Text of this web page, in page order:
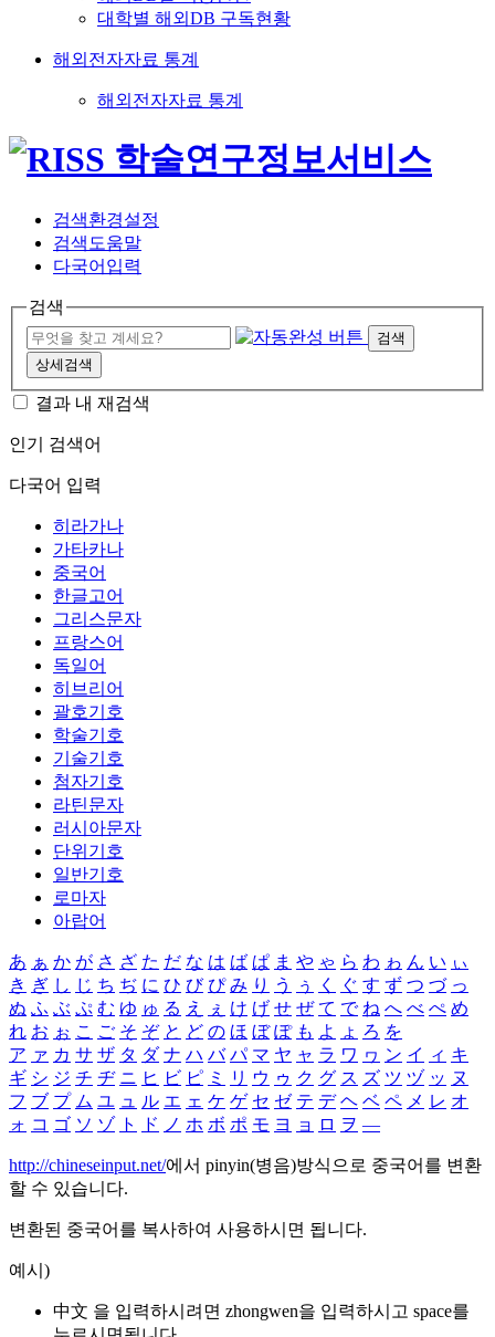
대학별 해외DB 구독현황
해외전자자료 통계
해외전자자료 통계
검색환경설정
검색도움말
다국어입력
검색
검색
상세검색
결과 내 재검색
인기 검색어
다국어 입력
히라가나
가타카나
중국어
한글고어
그리스문자
프랑스어
독일어
히브리어
괄호기호
학술기호
기술기호
첨자기호
라틴문자
러시아문자
단위기호
일반기호
로마자
아랍어
あ ぁ か が さ ざ た だ な は ば ぱ ま や ゃ ら わ ゎ ん い ぃ
き ぎ し じ ち ぢ に ひ び ぴ み り う ぅ く ぐ す ず つ づ っ
ぬ ふ ぶ ぷ む ゆ ゅ る え ぇ け げ せ ぜ て で ね へ べ ぺ め
れ お ぉ こ ご そ ぞ と ど の ほ ぼ ぽ も よ ょ ろ を
ア ァ カ サ ザ タ ダ ナ ハ バ パ マ ヤ ャ ラ ワ ヮ ン イ ィ キ
ギ シ ジ チ ヂ ニ ヒ ビ ピ ミ リ ウ ゥ ク グ ス ズ ツ ヅ ッ ヌ
フ ブ プ ム ユ ュ ル エ ェ ケ ゲ セ ゼ テ デ ヘ ベ ペ メ レ オ
ォ コ ゴ ソ ゾ ト ド ノ ホ ボ ポ モ ヨ ョ ロ ヲ ―
http://chineseinput.net/에서 pinyin(병음)방식으로 중국어를 변환
할 수 있습니다.
변환된 중국어를 복사하여 사용하시면 됩니다.
예시)
中文 을 입력하시려면 zhongwen을 입력하시고 space를